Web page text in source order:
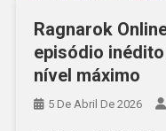
Ragnarok
episódio
nível máximo
5 De Abril De 2026